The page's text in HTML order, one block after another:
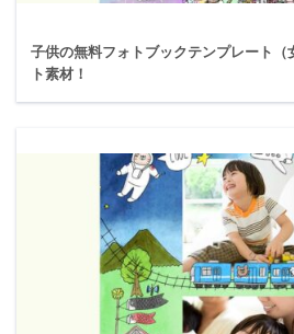
子供の無料フォトブックテンプレート（
ト素材！